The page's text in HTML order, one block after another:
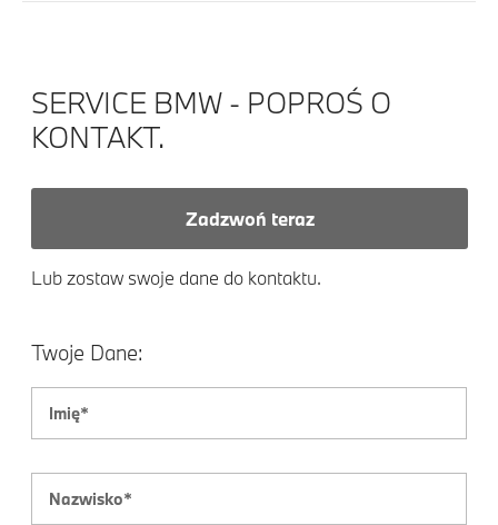
SERVICE BMW - POPROŚ O
KONTAKT.
Zadzwoń teraz
Lub zostaw swoje dane do kontaktu.
Twoje Dane: